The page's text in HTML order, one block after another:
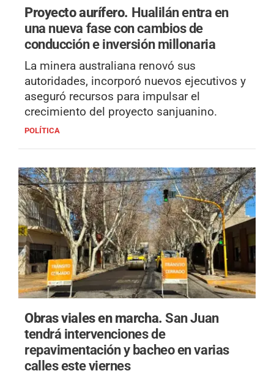
Proyecto aurífero. Hualilán entra en
una nueva fase con cambios de
conducción e inversión millonaria
La minera australiana renovó sus
autoridades, incorporó nuevos ejecutivos y
aseguró recursos para impulsar el
crecimiento del proyecto sanjuanino.
POLÍTICA
Obras viales en marcha.San Juan
tendrá intervenciones de
repavimentación y bacheo en varias
calles este viernes